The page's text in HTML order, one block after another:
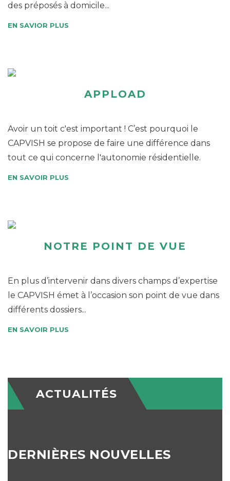
des préposés à domicile...
EN SAVIOR PLUS
APPLOAD
Avoir un toit c'est important ! C’est pourquoi le
CAPVISH se propose de faire une différence dans
tout ce qui concerne l'autonomie résidentielle.
EN SAVOIR PLUS
NOTRE POINT DE VUE
En plus d’intervenir dans divers champs d’expertise
le CAPVISH émet à l’occasion son point de vue dans
différents dossiers...
EN SAVOIR PLUS
ACTUALITÉS
DERNIÈRES NOUVELLES